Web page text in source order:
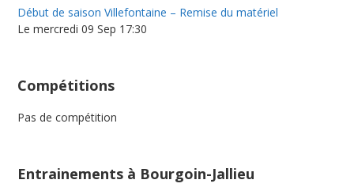
Début de saison Villefontaine – Remise du matériel
Le mercredi 09 Sep 17:30
Compétitions
Pas de compétition
Entrainements à Bourgoin-Jallieu